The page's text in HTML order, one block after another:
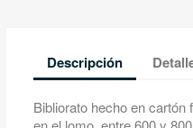
Descripción
Bibliorato hecho en cartón